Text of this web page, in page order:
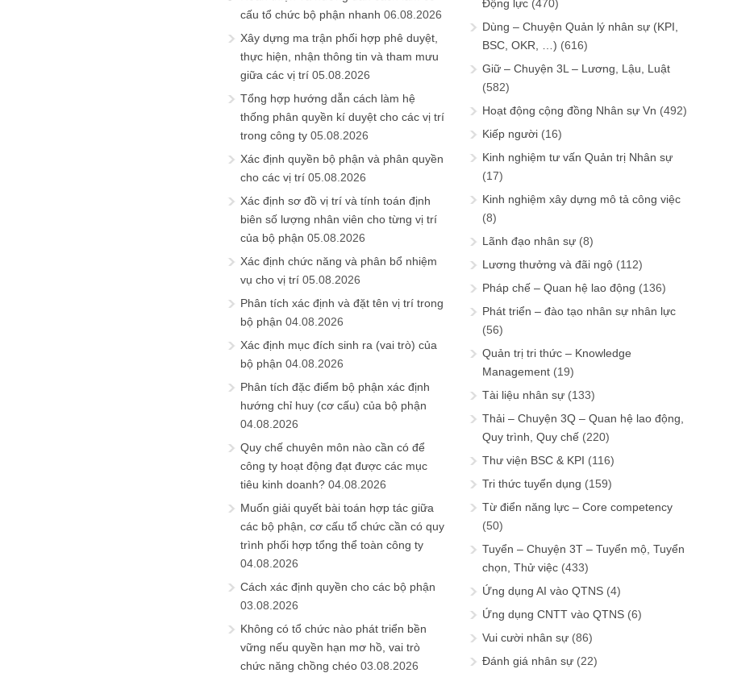
cấu tổ chức bộ phận nhanh 06.08.2026
Xây dựng ma trận phối hợp phê duyệt,
thực hiện, nhận thông tin và tham mưu
giữa các vị trí 05.08.2026
Tổng hợp hướng dẫn cách làm hệ
thống phân quyền kí duyệt cho các vị trí
trong công ty 05.08.2026
Xác định quyền bộ phận và phân quyền
cho các vị trí 05.08.2026
Xác định sơ đồ vị trí và tính toán định
biên số lượng nhân viên cho từng vị trí
của bộ phận 05.08.2026
Xác định chức năng và phân bổ nhiệm
vụ cho vị trí 05.08.2026
Phân tích xác định và đặt tên vị trí trong
bộ phận 04.08.2026
Xác định mục đích sinh ra (vai trò) của
bộ phận 04.08.2026
Phân tích đặc điểm bộ phận xác định
hướng chỉ huy (cơ cấu) của bộ phận
04.08.2026
Quy chế chuyên môn nào cần có để
công ty hoạt động đạt được các mục
tiêu kinh doanh? 04.08.2026
Muốn giải quyết bài toán hợp tác giữa
các bộ phận, cơ cấu tổ chức cần có quy
trình phối hợp tổng thể toàn công ty
04.08.2026
Cách xác định quyền cho các bộ phận
03.08.2026
Không có tổ chức nào phát triển bền
vững nếu quyền hạn mơ hồ, vai trò
chức năng chồng chéo 03.08.2026
Động lực (470)
Dùng – Chuyện Quản lý nhân sự (KPI,
BSC, OKR, …) (616)
Giữ – Chuyện 3L – Lương, Lậu, Luật
(582)
Hoạt động cộng đồng Nhân sự Vn (492)
Kiếp người (16)
Kinh nghiệm tư vấn Quản trị Nhân sự
(17)
Kinh nghiệm xây dựng mô tả công việc
(8)
Lãnh đạo nhân sự (8)
Lương thưởng và đãi ngộ (112)
Pháp chế – Quan hệ lao động (136)
Phát triển – đào tạo nhân sự nhân lực
(56)
Quản trị tri thức – Knowledge
Management (19)
Tài liệu nhân sự (133)
Thải – Chuyện 3Q – Quan hệ lao động,
Quy trình, Quy chế (220)
Thư viện BSC & KPI (116)
Tri thức tuyển dụng (159)
Từ điển năng lực – Core competency
(50)
Tuyển – Chuyện 3T – Tuyển mộ, Tuyển
chọn, Thử việc (433)
Ứng dụng AI vào QTNS (4)
Ứng dụng CNTT vào QTNS (6)
Vui cười nhân sự (86)
Đánh giá nhân sự (22)